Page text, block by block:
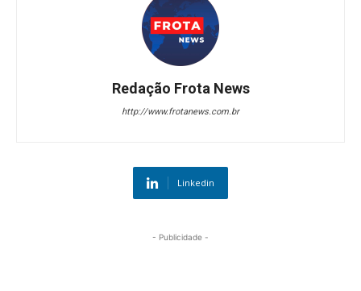
Redação Frota News
http://www.frotanews.com.br
Linkedin
- Publicidade -